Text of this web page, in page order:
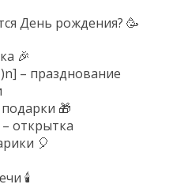
День рождения? 🥳
🎉
– празднование
🎁
– открытка
🎈
🕯